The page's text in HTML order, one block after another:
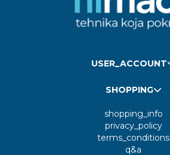
USER_ACCOUNT
SHOPPING
shopping_info
privacy_policy
terms_conditions
q&a